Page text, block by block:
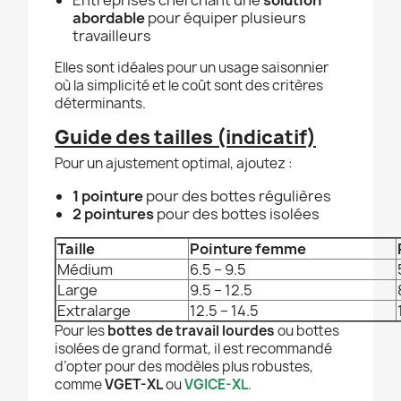
abordablepour équiper plusieurs
travailleurs
Elles sont idéales pour un usage saisonnier
où la simplicité et le coût sont des critères
déterminants.
Guide des tailles (indicatif)
Pour un ajustement optimal, ajoutez :
1 pointurepour des bottes régulières
2 pointurespour des bottes isolées
Taille
Pointure femme
Médium
6.5 – 9.5
Large
9.5 – 12.5
Extralarge
12.5 – 14.5
Pour lesbottes de travail lourdesou bottes
isolées de grand format, il est recommandé
d’opter pour des modèles plus robustes,
commeVGET-XLouVGICE-XL.